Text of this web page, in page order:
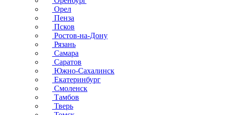
Орел
Пенза
Псков
Ростов-на-Дону
Рязань
Самара
Саратов
Южно-Сахалинск
Екатеринбург
Смоленск
Тамбов
Тверь